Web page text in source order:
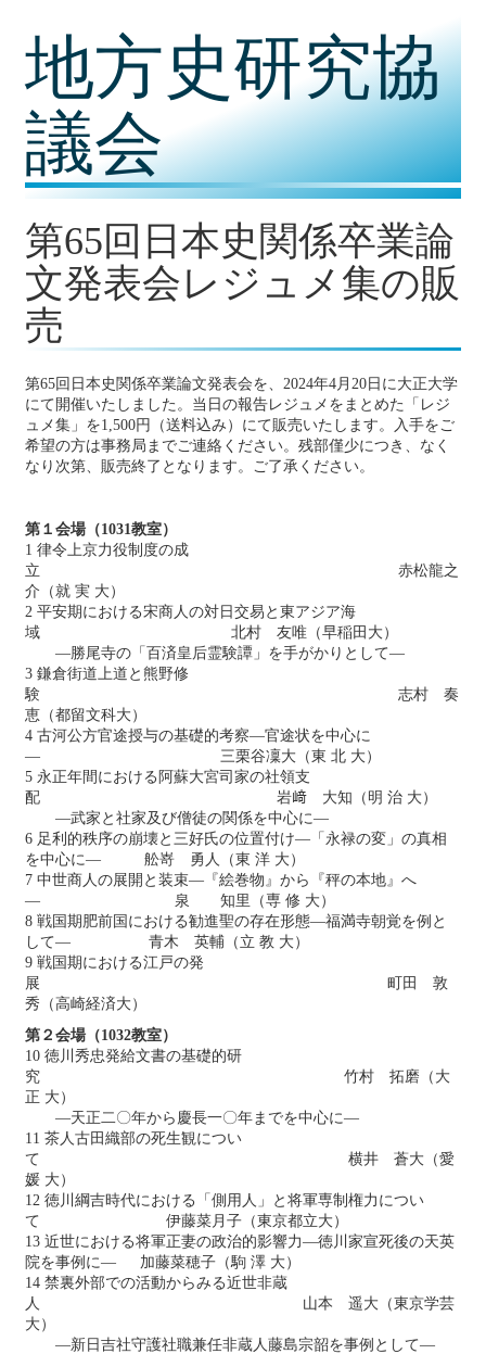
地方史研究協
議会
第65回日本史関係卒業論
文発表会レジュメ集の販
売
第65回日本史関係卒業論文発表会を、2024年4月20日に大正大学
にて開催いたしました。当日の報告レジュメをまとめた「レジ
ュメ集」を1,500円（送料込み）にて販売いたします。入手をご
希望の方は事務局までご連絡ください。残部僅少につき、なく
なり次第、販売終了となります。ご了承ください。
第１会場（1031教室）
1 律令上京力役制度の成
立 赤松龍之
介（就 実 大）
2 平安期における宋商人の対日交易と東アジア海
域 北村 友唯（早稲田大）
―勝尾寺の「百済皇后霊験譚」を手がかりとして―
3 鎌倉街道上道と熊野修
験 志村 奏
恵（都留文科大）
4 古河公方官途授与の基礎的考察―官途状を中心に
― 三栗谷凜大（東 北 大）
5 永正年間における阿蘇大宮司家の社領支
配 岩﨑 大知（明 治 大）
―武家と社家及び僧徒の関係を中心に―
6 足利的秩序の崩壊と三好氏の位置付け―「永禄の変」の真相
を中心に― 舩嵜 勇人（東 洋 大）
7 中世商人の展開と装束―『絵巻物』から『秤の本地』へ
― 泉 知里（専 修 大）
8 戦国期肥前国における勧進聖の存在形態—福満寺朝覚を例と
して— 青木 英輔（立 教 大）
9 戦国期における江戸の発
展 町田 敦
秀（高崎経済大）
第２会場（1032教室）
10 徳川秀忠発給文書の基礎的研
究 竹村 拓磨（大
正 大）
―天正二〇年から慶長一〇年までを中心に―
11 茶人古田織部の死生観につい
て 横井 蒼大（愛
媛 大）
12 徳川綱吉時代における「側用人」と将軍専制権力につい
て 伊藤菜月子（東京都立大）
13 近世における将軍正妻の政治的影響力―徳川家宣死後の天英
院を事例に― 加藤菜穂子（駒 澤 大）
14 禁裏外部での活動からみる近世非蔵
人 山本 遥大（東京学芸
大）
―新日吉社守護社職兼任非蔵人藤島宗韶を事例として―